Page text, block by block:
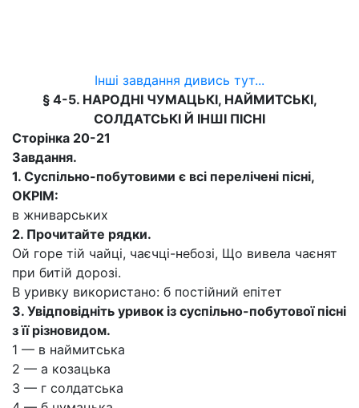
Інші завдання дивись тут...
§ 4-5. НАРОДНІ ЧУМАЦЬКІ, НАЙМИТСЬКІ,
СОЛДАТСЬКІ Й ІНШІ ПІСНІ
Сторінка 20-21
Завдання.
1. Суспільно-побутовими є всі перелічені пісні,
ОКРІМ:
в жниварських
2. Прочитайте рядки.
Ой горе тій чайці, чаєчці-небозі, Що вивела чаєнят
при битій дорозі.
В уривку використано: б постійний епітет
3. Увідповідніть уривок із суспільно-побутової пісні
з її різновидом.
1 — в наймитська
2 — а козацька
З — г солдатська